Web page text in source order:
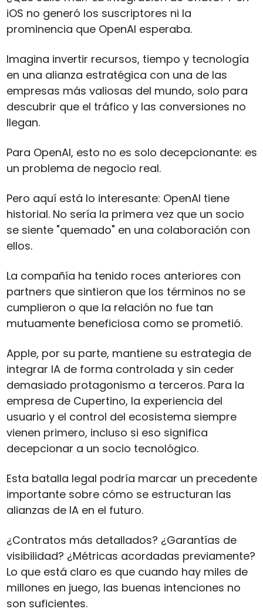
iOS no generó los suscriptores ni la
prominencia que OpenAI esperaba.
Imagina invertir recursos, tiempo y tecnología
en una alianza estratégica con una de las
empresas más valiosas del mundo, solo para
descubrir que el tráfico y las conversiones no
llegan.
Para OpenAI, esto no es solo decepcionante: es
un problema de negocio real.
Pero aquí está lo interesante: OpenAI tiene
historial. No sería la primera vez que un socio
se siente "quemado" en una colaboración con
ellos.
La compañía ha tenido roces anteriores con
partners que sintieron que los términos no se
cumplieron o que la relación no fue tan
mutuamente beneficiosa como se prometió.
Apple, por su parte, mantiene su estrategia de
integrar IA de forma controlada y sin ceder
demasiado protagonismo a terceros. Para la
empresa de Cupertino, la experiencia del
usuario y el control del ecosistema siempre
vienen primero, incluso si eso significa
decepcionar a un socio tecnológico.
Esta batalla legal podría marcar un precedente
importante sobre cómo se estructuran las
alianzas de IA en el futuro.
¿Contratos más detallados? ¿Garantías de
visibilidad? ¿Métricas acordadas previamente?
Lo que está claro es que cuando hay miles de
millones en juego, las buenas intenciones no
son suficientes.